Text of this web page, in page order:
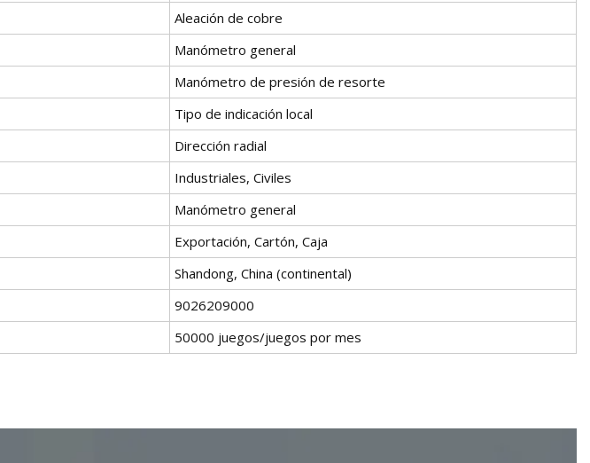
Aleación de cobre
Manómetro general
Manómetro de presión de resorte
Tipo de indicación local
Dirección radial
Industriales, Civiles
Manómetro general
Exportación, Cartón, Caja
Shandong, China (continental)
9026209000
50000 juegos/juegos por mes